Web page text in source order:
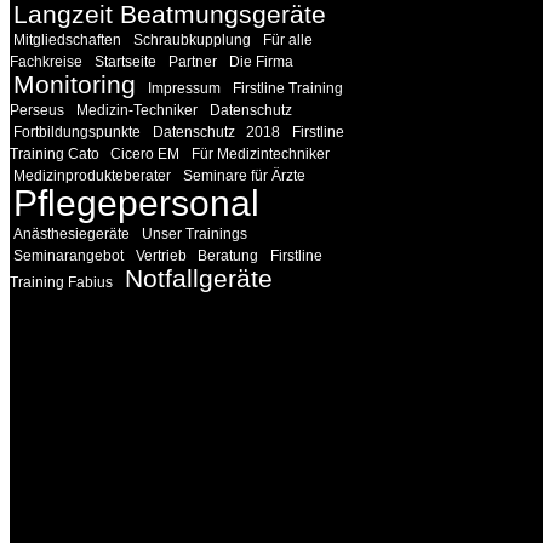
Langzeit Beatmungsgeräte
Mitgliedschaften Schraubkupplung
Für alle
Fachkreise
Startseite Partner Die Firma
Monitoring Impressum
Firstline Training
Perseus
Medizin-Techniker
Datenschutz
Fortbildungspunkte
Datenschutz 2018
Firstline
Training Cato
Cicero EM
Für Medizintechniker
Medizinprodukteberater
Seminare für Ärzte
Pflegepersonal
Anästhesiegeräte
Unser Trainings
Seminarangebot
Vertrieb Beratung
Firstline
Training Fabius
Notfallgeräte